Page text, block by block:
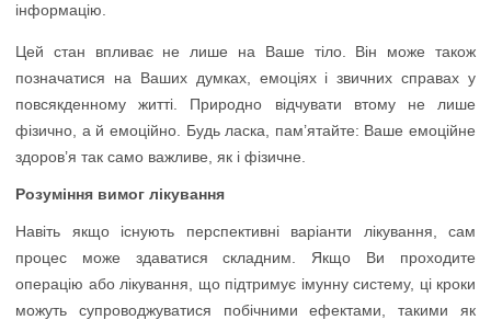
інформацію.
Цей стан впливає не лише на Ваше тіло. Він може також
позначатися на Ваших думках, емоціях і звичних справах у
повсякденному житті. Природно відчувати втому не лише
фізично, а й емоційно. Будь ласка, пам’ятайте: Ваше емоційне
здоров’я так само важливе, як і фізичне.
Розуміння вимог лікування
Навіть якщо існують перспективні варіанти лікування, сам
процес може здаватися складним. Якщо Ви проходите
операцію або лікування, що підтримує імунну систему, ці кроки
можуть супроводжуватися побічними ефектами, такими як